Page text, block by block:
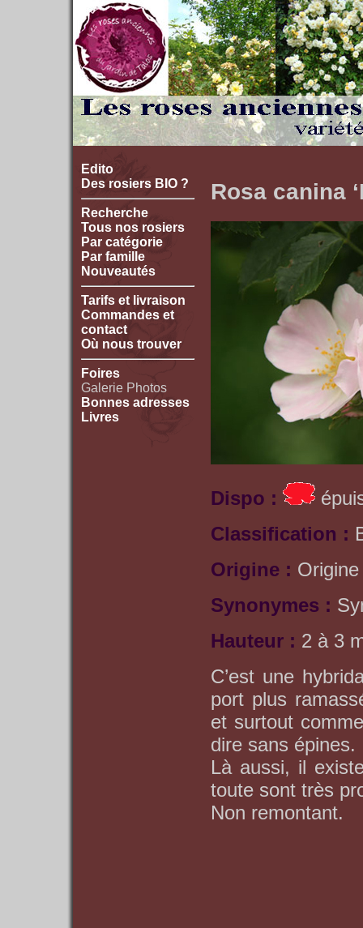
Edito
Des rosiers BIO ?
Recherche
Tous nos rosiers
Par catégorie
Par famille
Nouveautés
Tarifs et livraison
Commandes et
contact
Où nous trouver
Foires
Galerie Photos
Bonnes adresses
Livres
Rosa canina
Dispo :
Classification :
Origine :
Synonymes :
Hauteur : 2 à 3
C’est une
port plus
et surtout
dire sans épines.
Là aussi, il
toute sont très
Non remontant.